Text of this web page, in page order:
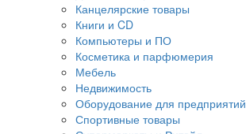
Канцелярские товары
Книги и CD
Компьютеры и ПО
Косметика и парфюмерия
Мебель
Недвижимость
Оборудование для предприятий
Спортивные товары